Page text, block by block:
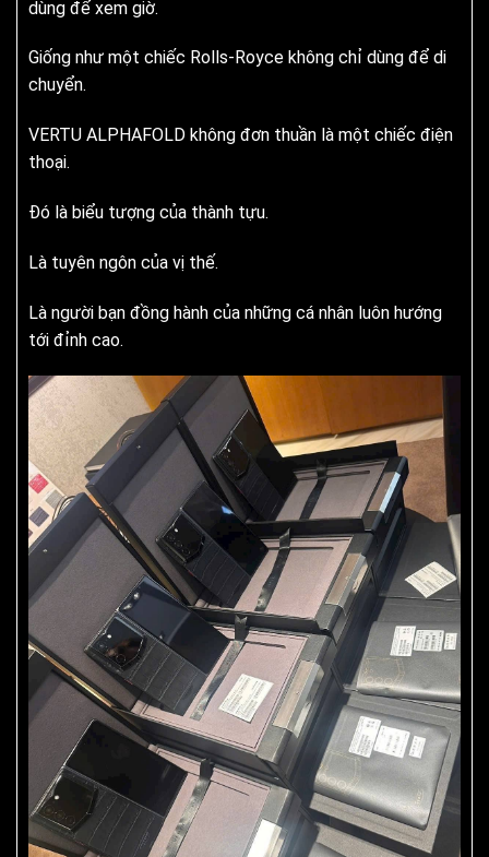
dùng để xem giờ.
Giống như một chiếc Rolls-Royce không chỉ dùng để di
chuyển.
VERTU ALPHAFOLD không đơn thuần là một chiếc điện
thoại.
Đó là biểu tượng của thành tựu.
Là tuyên ngôn của vị thế.
Là người bạn đồng hành của những cá nhân luôn hướng
tới đỉnh cao.